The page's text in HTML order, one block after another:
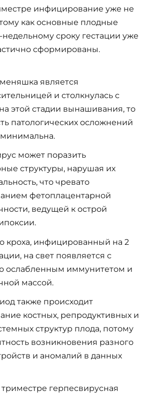
инфицирование уже не
как основные плодные
недельному сроку гестации уже
сформированы.
является
и столкнулась с
этой стадии вынашивания, то
патологических осложнений
может поразить
структуры, нарушая их
что чревато
фетоплацентарной
ведущей к острой
кроха, инфицированный на 2
на свет появляется с
ослабленным иммунитетом и
массой.
также происходит
костных, репродуктивных и
структур плода, потому
возникновения разного
и аномалий в данных
герпесвирусная